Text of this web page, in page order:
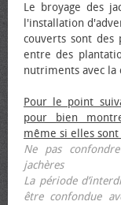
Le broyage des
l'installation
couverts sont des
entre des
nutriments avec la
Pour le point
pour bien
même si elles sont
Ne pas
jachères
La période
être confondue